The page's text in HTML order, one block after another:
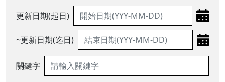
更新日期(起日)
~更新日期(迄日)
關鍵字